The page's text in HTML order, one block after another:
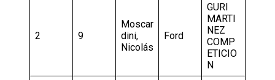
2 9
Moscar
dini,
Nicolás
Ford
GURI
MARTI
NEZ
COMP
ETICIO
N